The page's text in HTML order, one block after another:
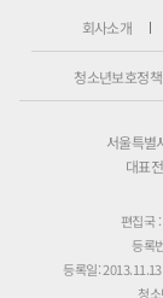
회사소개
청소년보호정책
서울특별
대표
편집국
등록
등록일: 2013.11.13
청